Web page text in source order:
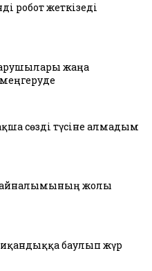
робот жеткізеді
жаңа
сөзді түсіне алмадым
айналымының жолы
баулып жүр